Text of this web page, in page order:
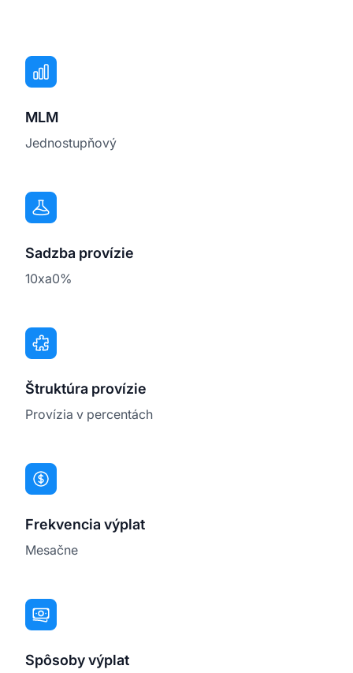
MLM
Jednostupňový
Sadzba provízie
10xa0%
Štruktúra provízie
Provízia v percentách
Frekvencia výplat
Mesačne
Spôsoby výplat